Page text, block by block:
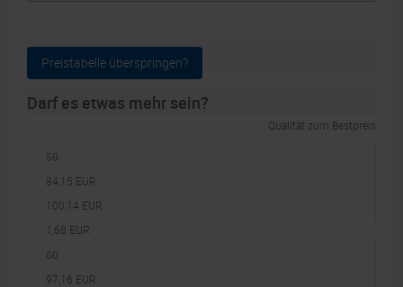
Auflage
Darf es etwas mehr sein?
Qualität zum Bestpreis
Preistabelle überspringen?
50
84,15 EUR
100,14 EUR
1,68 EUR
60
97,16 EUR